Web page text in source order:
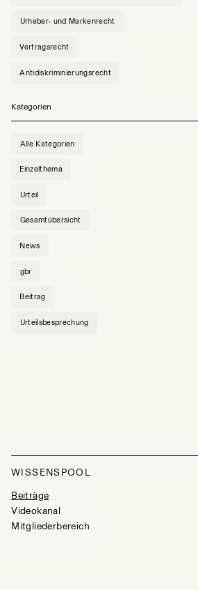
Urheber- und Markenrecht
Vertragsrecht
Antidiskriminierungsrecht
Kategorien
Alle Kategorien
Einzelthema
Urteil
Gesamtübersicht
News
gbr
Beitrag
Urteilsbesprechung
WISSENSPOOL
Beiträge
Videokanal
Mitgliederbereich